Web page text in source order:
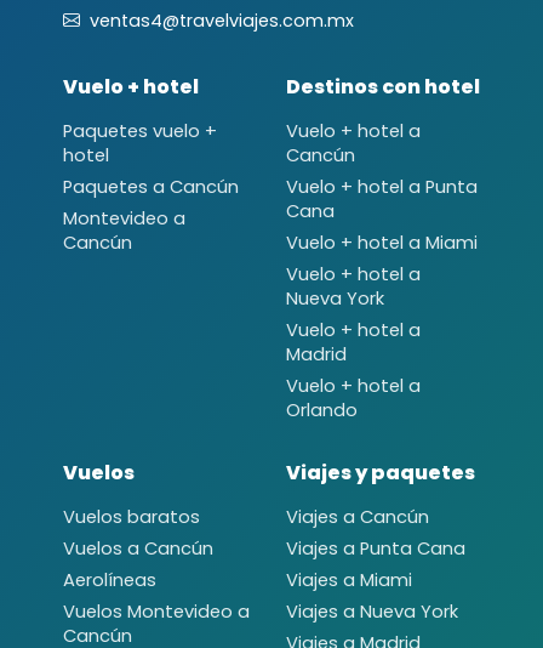
ventas4@travelviajes.com.mx
Vuelo + hotel
Paquetes vuelo +
hotel
Paquetes a Cancún
Montevideo a
Cancún
Destinos con hotel
Vuelo + hotel a
Cancún
Vuelo + hotel a Punta
Cana
Vuelo + hotel a Miami
Vuelo + hotel a
Nueva York
Vuelo + hotel a
Madrid
Vuelo + hotel a
Orlando
Vuelos
Vuelos baratos
Vuelos a Cancún
Aerolíneas
Vuelos Montevideo a
Cancún
Viajes y paquetes
Viajes a Cancún
Viajes a Punta Cana
Viajes a Miami
Viajes a Nueva York